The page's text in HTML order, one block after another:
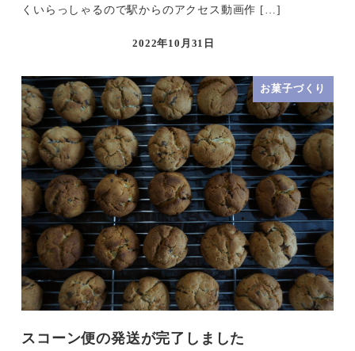
くいらっしゃるので駅からのアクセス動画作 […]
2022年10月31日
お菓子づくり
スコーン便の発送が完了しました